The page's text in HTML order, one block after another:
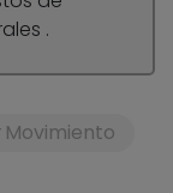
.
Movimiento